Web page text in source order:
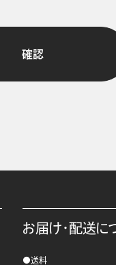
お届け・配送に
●送料